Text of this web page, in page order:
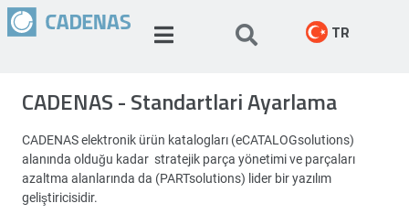
TR
CADENAS - Standartlari Ayarlama
CADENAS elektronik ürün katalogları (eCATALOGsolutions)
alanında olduğu kadar stratejik parça yönetimi ve parçaları
azaltma alanlarında da (PARTsolutions) lider bir yazılım
geliştiricisidir.